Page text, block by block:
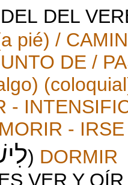
DEL
pié) /
DE /
-
-
) DORMIR
VER Y